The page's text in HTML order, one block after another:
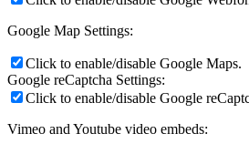
Google Map Settings:
Click to enable/disable Google Maps.
Google reCaptcha Settings:
Click to enable/disable Google
Vimeo and Youtube video embeds: